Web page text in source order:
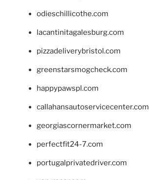
odieschillicothe.com
lacantinitagalesburg.com
pizzadeliverybristol.com
greenstarsmogcheck.com
happypawspl.com
callahansautoservicecenter.com
georgiascornermarket.com
perfectfit24-7.com
portugalprivatedriver.com